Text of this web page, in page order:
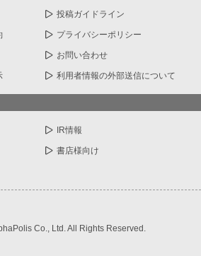
投稿ガイドライン
プライバシーポリシー
お問い合わせ
利用者情報の外部送信について
IR情報
書店様向け
Co., Ltd. All Rights Reserved.